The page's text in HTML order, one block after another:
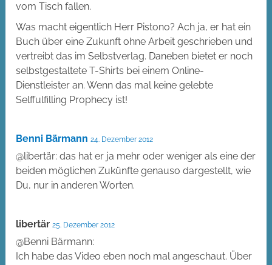
vom Tisch fallen.
Was macht eigentlich Herr Pistono? Ach ja, er hat ein
Buch über eine Zukunft ohne Arbeit geschrieben und
vertreibt das im Selbstverlag. Daneben bietet er noch
selbstgestaltete T-Shirts bei einem Online-
Dienstleister an. Wenn das mal keine gelebte
Selffulfilling Prophecy ist!
Benni Bärmann 24. Dezember 2012
@libertär: das hat er ja mehr oder weniger als eine der
beiden möglichen Zukünfte genauso dargestellt, wie
Du, nur in anderen Worten.
libertär 25. Dezember 2012
@Benni Bärmann:
Ich habe das Video eben noch mal angeschaut. Über